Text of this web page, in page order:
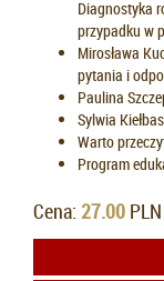
Diagnostyka
przypadku w
Mirosława
pytania i
Paulina
Sylwia
Warto
Program
Cena: 27.00 PLN